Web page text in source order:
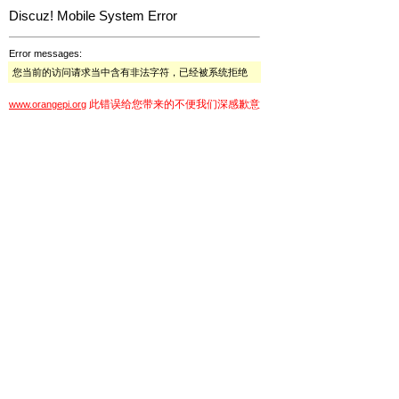
Discuz! Mobile System Error
Error messages:
您当前的访问请求当中含有非法字符，已经被系统拒绝
www.orangepi.org 此错误给您带来的不便我们深感歉意